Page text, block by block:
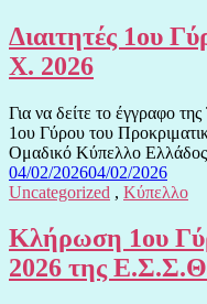
Διαιτητές 1ου
Χ. 2026
Για να δείτε το έγγραφο
1ου Γύρου του
Ομαδικό Κύπελλο
04/02/202604/02/2026
Uncategorized , Κύπελλο
Κλήρωση 1ου
2026 της